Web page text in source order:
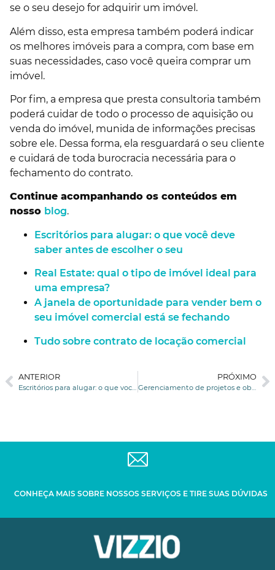
se o seu desejo for adquirir um imóvel.
Além disso, esta empresa também poderá indicar
os melhores imóveis para a compra, com base em
suas necessidades, caso você queira comprar um
imóvel.
Por fim, a empresa que presta consultoria também
poderá cuidar de todo o processo de aquisição ou
venda do imóvel, munida de informações precisas
sobre ele. Dessa forma, ela resguardará o seu cliente
e cuidará de toda burocracia necessária para o
fechamento do contrato.
Continue acompanhando os conteúdos em
nosso blog.
Escritórios para alugar: o que você deve
saber antes de escolher o seu
Real Estate: qual o tipo de imóvel ideal para
uma empresa?
A janela de oportunidade para vender bem o
seu imóvel comercial está se fechando
Tudo sobre contrato de locação comercial
ANTERIOR PRÓXIMO
CONHEÇA MAIS SOBRE NOSSOS SERVIÇOS E TIRE SUAS DÚVIDAS